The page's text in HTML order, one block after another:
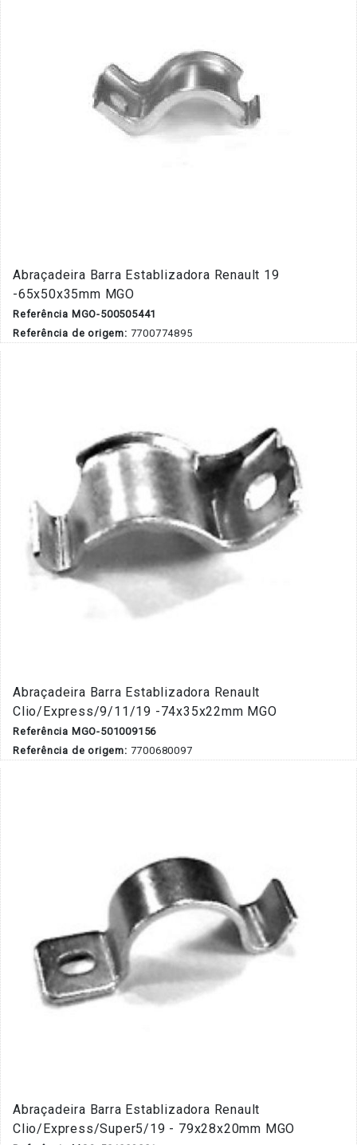
Abraçadeira Barra Establizadora Renault 19
-65x50x35mm MGO
Referência MGO-500505441
Referência de origem: 7700774895
Abraçadeira Barra Establizadora Renault
Clio/Express/9/11/19 -74x35x22mm MGO
Referência MGO-501009156
Referência de origem: 7700680097
Abraçadeira Barra Establizadora Renault
Clio/Express/Super5/19 - 79x28x20mm MGO